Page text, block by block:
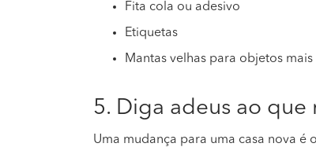
Fita cola ou adesivo
Etiquetas
Mantas velhas para objetos
5. Diga adeus ao que
Uma mudança para uma casa nova